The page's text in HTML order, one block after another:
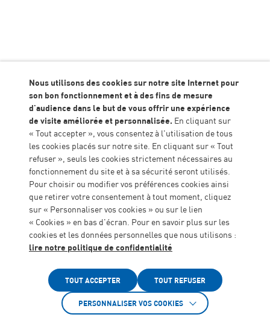
Accueil Actualités
Concours de nouvelles de Boé : le prix
coup de cœur du jury
À l’occasion du 3ème Forum Littéraire « Les marque-
pages » de Boé, la ville et la médiathèque ont organisé
un concours de nouvelles ouvert à toutes personnes
majeures résidant dans le Lot-et-Garonne. En lien
avec les Jeux Olympiques 2024, la thématique du
concours portait sur le sport. Des personnes
accompagnées du Foyer La Couronne se sont prêtées à
l’exercice. Grâce à leur jolie plume, le jury a été
leur remettre le « Prix Coup de Cœur du jury ».
Monsieur Daniel Panteix, Adjoint à la Culture de la ville
de Boé et Vice-président de l’ALGEEI, accompagné du
jury, leur a remis le prix ce dimanche 7 avril, en
présence de Madame Danièle Bonadona, Présidente
Nous utilisons des cookies sur notre site Internet pour
son bon fonctionnement et à des fins de mesure
d'audience dans le but de vous offrir une expérience
de visite améliorée et personnalisée. En cliquant sur
« Tout accepter », vous consentez à l'utilisation de tous
les cookies placés sur notre site. En cliquant sur « Tout
refuser », seuls les cookies strictement nécessaires au
fonctionnement du site et à sa sécurité seront utilisés.
Pour choisir ou modifier vos préférences cookies ainsi
que retirer votre consentement à tout moment, cliquez
sur « Personnaliser vos cookies » ou sur le lien
« Cookies » en bas d'écran. Pour en savoir plus sur les
cookies et les données personnelles que nous utilisons :
lire notre politique de confidentialité
TOUT ACCEPTER TOUT REFUSER
PERSONNALISER VOS COOKIES